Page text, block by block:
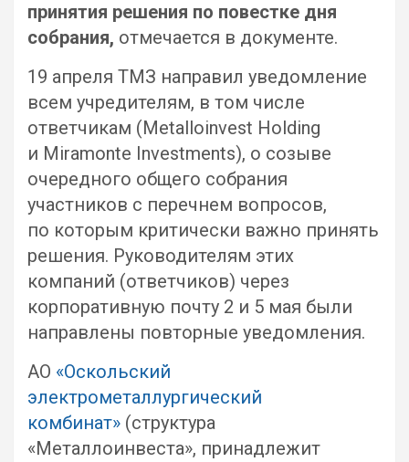
принятия решения по повестке дня
собрания, отмечается в документе.
19 апреля ТМЗ направил уведомление
всем учредителям, в том числе
ответчикам (Metalloinvest Holding
и Miramonte Investments), о созыве
очередного общего собрания
участников с перечнем вопросов,
по которым критически важно принять
решения. Руководителям этих
компаний (ответчиков) через
корпоративную почту 2 и 5 мая были
направлены повторные уведомления.
АО «Оскольский
электрометаллургический
комбинат» (структура
«Металлоинвеста», принадлежит